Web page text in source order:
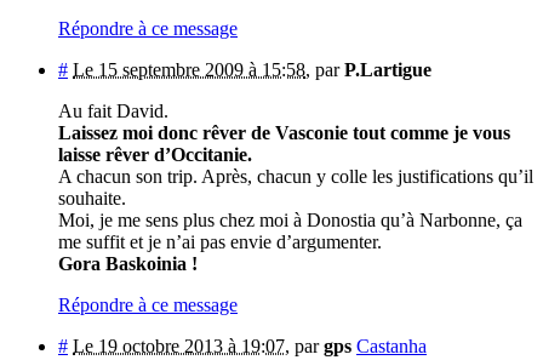
Répondre à ce message
# Le 15 septembre 2009 à 15:58, parP.Lartigue
Au fait David.
Laissez moi donc rêver de Vasconie tout comme je vous
laisse rêver d’Occitanie.
A chacun son trip. Après, chacun y colle les justifications qu’il
souhaite.
Moi, je me sens plus chez moi à Donostia qu’à Narbonne, ça
me suffit et je n’ai pas envie d’argumenter.
Gora Baskoinia !
Répondre à ce message
# Le 19 octobre 2013 à 19:07, pargps Castanha